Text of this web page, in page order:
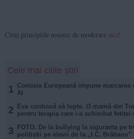
Citiți principiile noastre de moderare aici!
Cele mai citite știri
1 Comisia Europeană impune
AI
2
Eva continuă să lupte. O mamă din
pentru terapia care i-a schimbat fetiței
3
FOTO. De la bullying la siguranța pe
polițiștii pe elevii de la „I.C. Brătianu”